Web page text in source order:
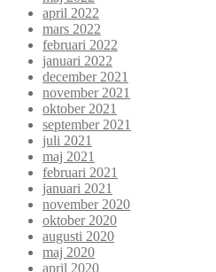
april 2022
mars 2022
februari 2022
januari 2022
december 2021
november 2021
oktober 2021
september 2021
juli 2021
maj 2021
februari 2021
januari 2021
november 2020
oktober 2020
augusti 2020
maj 2020
april 2020